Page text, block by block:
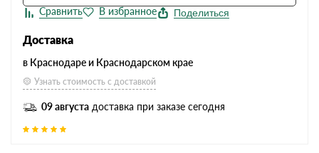
Поделиться
Доставка
в Краснодаре и Краснодарском крае
Узнать стоимость с доставкой
09 августа доставка при заказе сегодня